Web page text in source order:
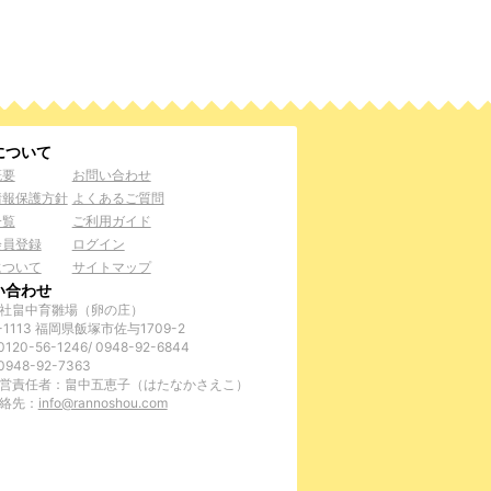
ついて
お問い合わせ
保護方針 よくあるご質問
ご利用ガイド
登録
ログイン
いて
サイトマップ
合わせ
畠中育雛場（卵の庄）
福岡県飯塚市佐与1709-2
56-1246/ 0948-92-6844
92-7363
責任者：畠中五恵子（はたなかさえこ）
先： info@rannoshou.com